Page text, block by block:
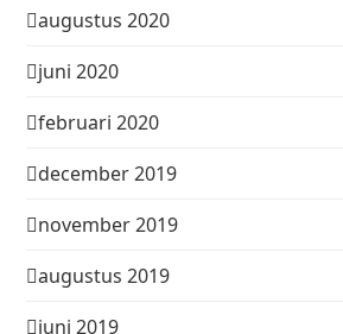
augustus 2020
juni 2020
februari 2020
december 2019
november 2019
augustus 2019
juni 2019